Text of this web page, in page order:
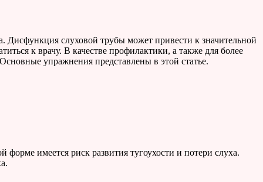
Дисфункция слуховой трубы может привести к значительной
к врачу. В качестве профилактики, а также для более
упражнения представлены в этой статье.
имеется риск развития тугоухости и потери слуха.